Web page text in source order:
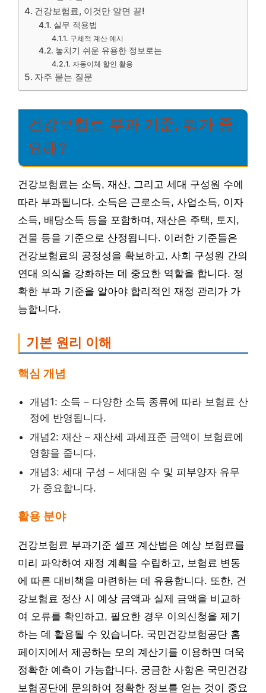
건강보험료, 이것만 알면 끝!
실무 적용법
구체적 계산 예시
놓치기 쉬운 유용한 정보로는
자동이체 할인 활용
자주 묻는 질문
건강보험료 부과 기준, 뭐가 중
요해?
건강보험료는 소득, 재산, 그리고 세대 구성원 수에
따라 부과됩니다. 소득은 근로소득, 사업소득, 이자
소득, 배당소득 등을 포함하며, 재산은 주택, 토지,
건물 등을 기준으로 산정됩니다. 이러한 기준들은
건강보험료의 공정성을 확보하고, 사회 구성원 간의
연대 의식을 강화하는 데 중요한 역할을 합니다. 정
확한 부과 기준을 알아야 합리적인 재정 관리가 가
능합니다.
기본 원리 이해
핵심 개념
개념1: 소득 – 다양한 소득 종류에 따라 보험료 산
정에 반영됩니다.
개념2: 재산 – 재산세 과세표준 금액이 보험료에
영향을 줍니다.
개념3: 세대 구성 – 세대원 수 및 피부양자 유무
가 중요합니다.
활용 분야
건강보험료 부과기준 셀프 계산법은 예상 보험료를
미리 파악하여 재정 계획을 수립하고, 보험료 변동
에 따른 대비책을 마련하는 데 유용합니다. 또한, 건
강보험료 정산 시 예상 금액과 실제 금액을 비교하
여 오류를 확인하고, 필요한 경우 이의신청을 제기
하는 데 활용될 수 있습니다. 국민건강보험공단 홈
페이지에서 제공하는 모의 계산기를 이용하면 더욱
정확한 예측이 가능합니다. 궁금한 사항은 국민건강
보험공단에 문의하여 정확한 정보를 얻는 것이 중요